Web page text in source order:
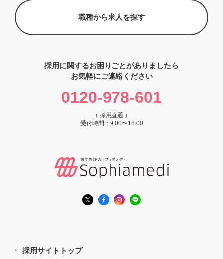
職種から求人を探す
採用に関するお困りごとがありましたら
お気軽にご連絡ください
0120-978-601
（ 採用直通 ）
受付時間：9:00〜18:00
採用サイトトップ